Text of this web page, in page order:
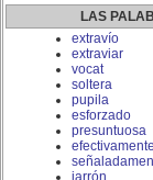
LAS
extravío
extraviar
vocat
soltera
pupila
esforzado
presuntuosa
efectivamente
jarrón